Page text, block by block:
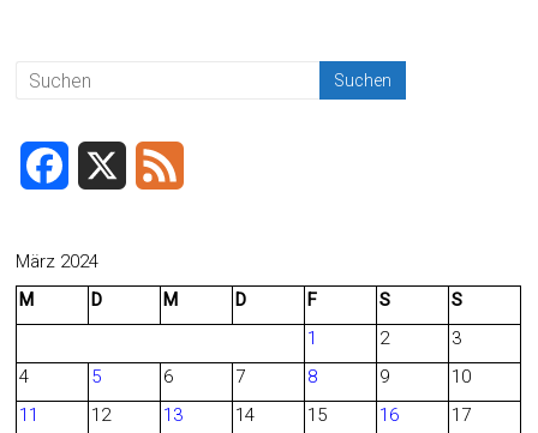
ok
c
b
o
März 2024
M
D M D F S
S
1
2
3
4
5 6 7 8 9
10
11
12 13 14 15 16
17